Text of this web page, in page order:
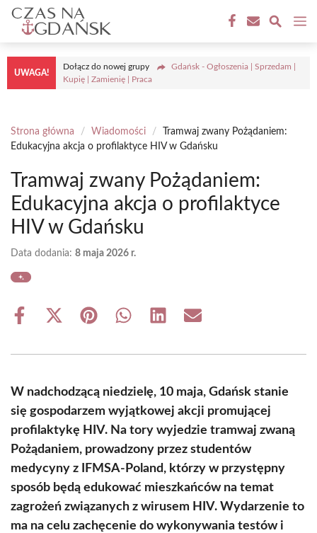
Przejdź
treści
UWAGA!
Dołącz do nowej grupy
Gdańsk - Ogłoszenia | Sprzedam |
Kupię | Zamienię | Praca
Strona główna / Wiadomości /
Tramwaj zwany Pożądaniem:
Edukacyjna akcja o profilaktyce HIV w Gdańsku
Tramwaj zwany Pożądaniem:
Edukacyjna akcja o profilaktyce
HIV w Gdańsku
Data dodania: 8 maja 2026 r.
Share
Share
(Twitter)
Share Share Share Share
W nadchodzącą niedzielę, 10 maja, Gdańsk stanie
się gospodarzem wyjątkowej akcji promującej
profilaktykę HIV. Na tory wyjedzie tramwaj zwaną
Pożądaniem, prowadzony przez studentów
medycyny z IFMSA-Poland, którzy w przystępny
sposób będą edukować mieszkańców na temat
zagrożeń związanych z wirusem HIV. Wydarzenie to
ma na celu zachęcenie do wykonywania testów i